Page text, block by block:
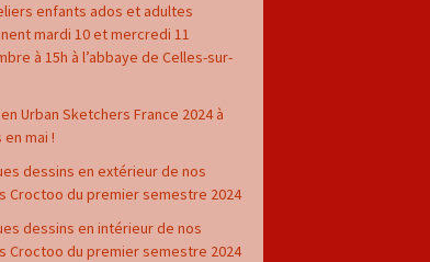
enfants ados et adultes
mardi 10 et mercredi 11
à 15h à l’abbaye de Celles-sur-
Urban Sketchers France 2024 à
en mai !
dessins en extérieur de nos
Croctoo du premier semestre 2024
dessins en intérieur de nos
Croctoo du premier semestre 2024